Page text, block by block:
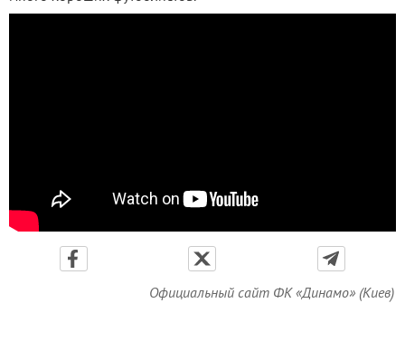
Официальный сайт ФК «Динамо» (Киев)